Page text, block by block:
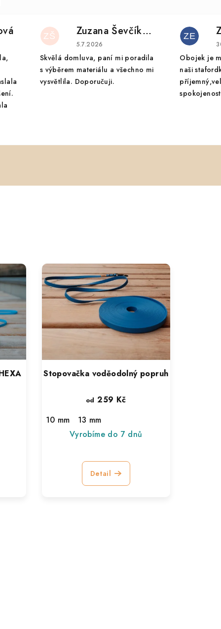
je 5 z 5 hvězdiček.
ZŠ Zuzana Ševčíková
Hodnocení obchodu je 5 z 5 hvězdiček.
5.7.2026
Skvělá domluva, paní mi poradila
s výběrem materiálu a všechno mi
vysvětlila. Doporučuji.
ZE
Obojek je
naši
Stopovačka voděodolný popruh
od 259 Kč
10 mm
13 mm
Vyrobíme do 7 dnů
Detail